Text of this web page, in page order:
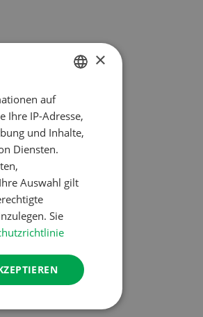
ohne
die
FRENCH
×
auf
Ihre IP-Adresse,
und Inhalte,
Diensten.
Auswahl gilt
Sie